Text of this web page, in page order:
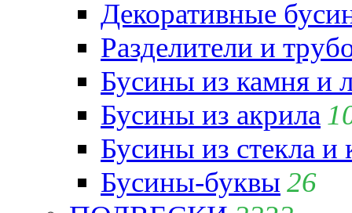
Декоративные
Разделители и
Бусины из камня и
Бусины из акрила
Бусины из стекла и
Бусины-буквы 26